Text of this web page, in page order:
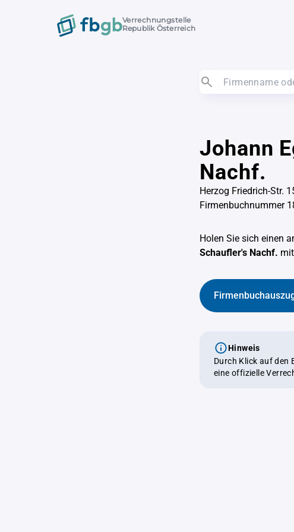
Verrechnungstelle
Republik Österreich
Johann
Nachf.
Herzog Friedrich-Str.
Firmenbuchnummer
Holen Sie sich einen
Schaufler's Nachf.
Hinweis
Durch Klick auf den
eine offizielle